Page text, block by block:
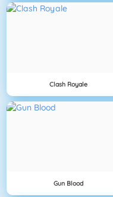
Clash Royale
Gun Blood